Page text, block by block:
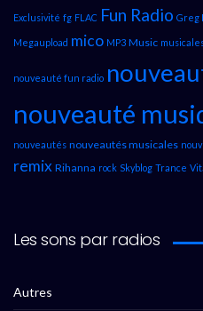
Exclusivité fg FLAC Fun Radio Greg
Megaupload mico MP3 Music
nouveauté fun radio
nouveauté
nouveautés nouveautés musicales
remix Rihanna rock Skyblog Trance
Les sons par radios
Autres